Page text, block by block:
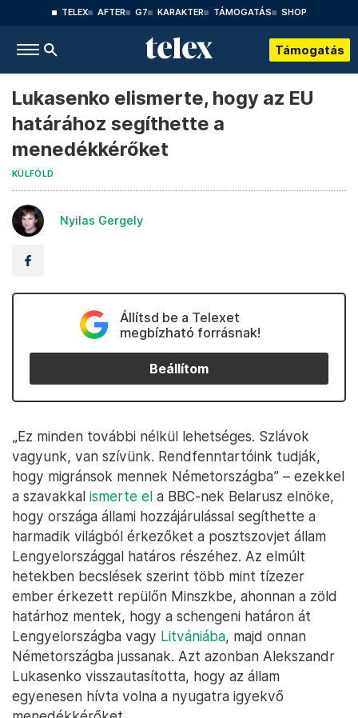
TELEX AFTER G7 KARAKTER TÁMOGATÁS SHOP
Támogatás
Lukasenko elismerte, hogy az EU
határához segíthette a
menedékkérőket
KÜLFÖLD
Nyilas Gergely
Állítsd be a Telexet
megbízható forrásnak!
Beállítom
„Ez minden további nélkül lehetséges. Szlávok
vagyunk, van szívünk. Rendfenntartóink tudják,
hogy migránsok mennek Németországba” – ezekkel
a szavakkal ismerte el a BBC-nek Belarusz elnöke,
hogy országa állami hozzájárulással segíthette a
harmadik világból érkezőket a posztszovjet állam
Lengyelországgal határos részéhez. Az elmúlt
hetekben becslések szerint több mint tízezer
ember érkezett repülőn Minszkbe, ahonnan a zöld
határhoz mentek, hogy a schengeni határon át
Lengyelországba vagy Litvániába, majd onnan
Németországba jussanak. Azt azonban Alekszandr
Lukasenko visszautasította, hogy az állam
egyenesen hívta volna a nyugatra igyekvő